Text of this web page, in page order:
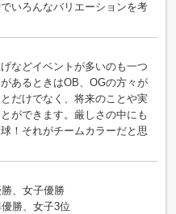
いろんなバリエーションを考
などイベントが多いのも一つ
あるときはOB、OGの方々が
だけでなく、将来のことや実
ができます。厳しさの中にも
！それがチームカラーだと思
、女子優勝
勝、女子3位